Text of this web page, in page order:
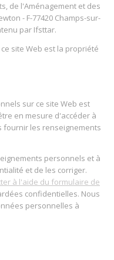
de l'Aménagement et des
- F-77420 Champs-sur-
par Ifsttar.
site Web est la propriété
sur ce site Web est
en mesure d'accéder à
fournir les renseignements
personnels et à
et de les corriger.
à l'aide du formulaire de
confidentielles. Nous
personnelles à